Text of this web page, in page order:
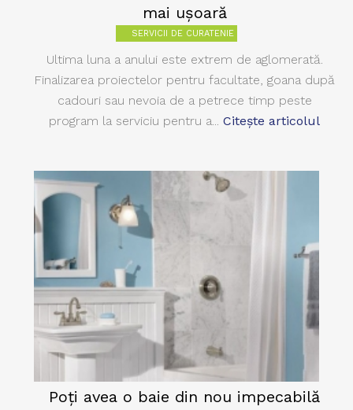
mai uşoară
SERVICII DE CURATENIE
Ultima luna a anului este extrem de aglomerată.
Finalizarea proiectelor pentru facultate, goana după
cadouri sau nevoia de a petrece timp peste
program la serviciu pentru a... Citește articolul
Poţi avea o baie din nou impecabilă